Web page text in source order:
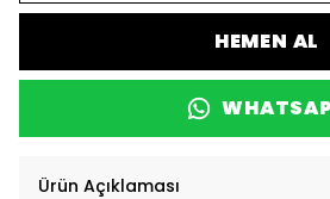
HEMEN AL
Ürün Açıklaması